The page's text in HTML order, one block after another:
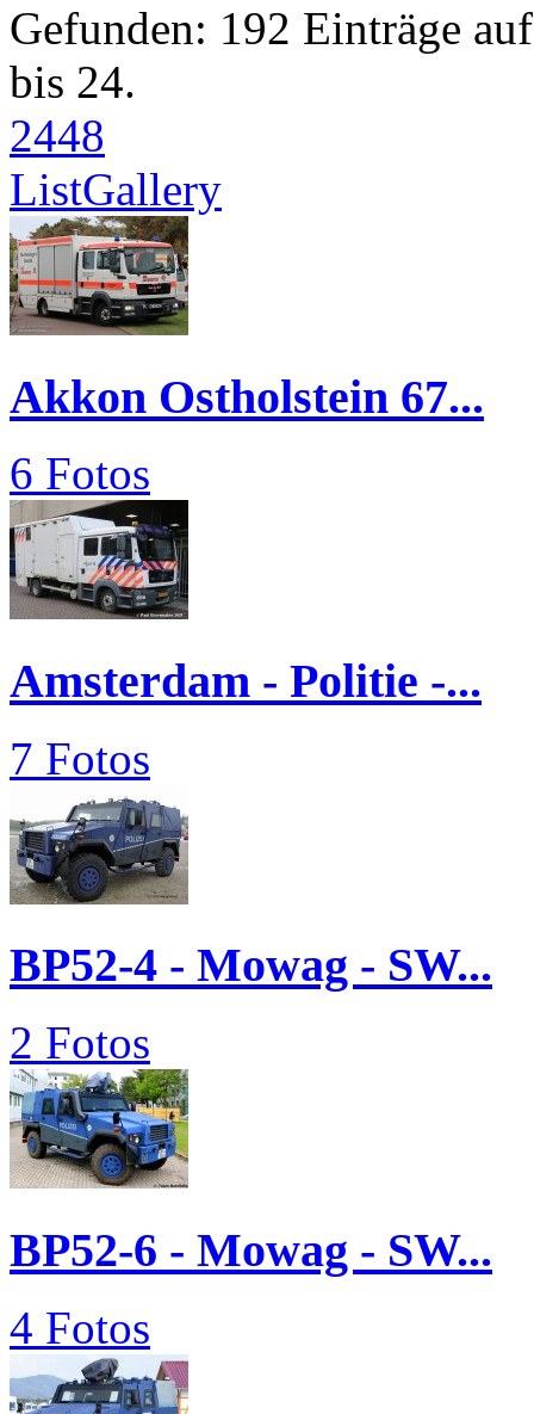
Gefunden: 192 Einträge
bis 24.
2448
ListGallery
Akkon Ostholstein 67...
6 Fotos
Amsterdam - Politie -...
7 Fotos
BP52-4 - Mowag - SW...
2 Fotos
BP52-6 - Mowag - SW...
4 Fotos